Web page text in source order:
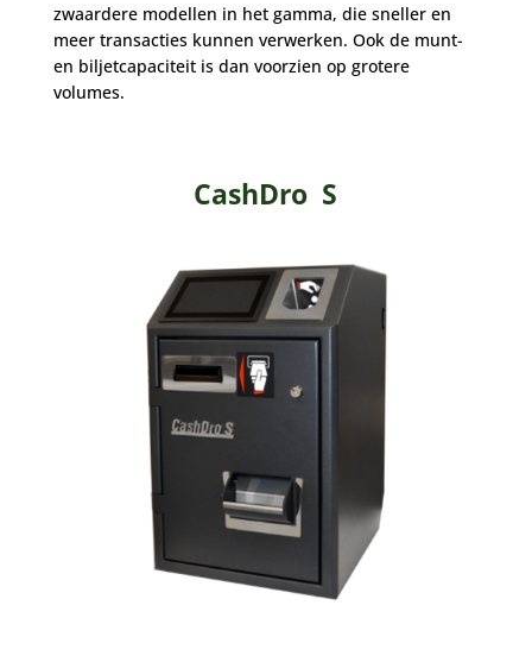
zwaardere modellen in het gamma, die sneller en
meer transacties kunnen verwerken. Ook de munt-
en biljetcapaciteit is dan voorzien op grotere
volumes.
CashDro S